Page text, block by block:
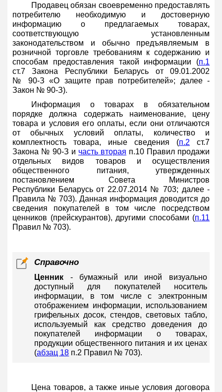
Продавец обязан своевременно предоставлять
потребителю необходимую и достоверную
информацию о предлагаемых товарах,
соответствующую установленным
законодательством и обычно предъявляемым в
розничной торговле требованиям к содержанию и
способам предоставления такой информации (п.1
ст.7 Закона Республики Беларусь от 09.01.2002
№ 90-З «О защите прав потребителей»; далее -
Закон № 90-З).
Информация о товарах в обязательном
порядке должна содержать наименование, цену
товара и условия его оплаты, если они отличаются
от обычных условий оплаты, количество и
комплектность товара, иные сведения (п.2 ст.7
Закона № 90-З и часть вторая п.10 Правил продажи
отдельных видов товаров и осуществления
общественного питания, утвержденных
постановлением Совета Министров
Республики Беларусь от 22.07.2014 № 703; далее -
Правила № 703). Данная информация доводится до
сведения покупателей в том числе посредством
ценников (прейскурантов), другими способами (п.11
Правил № 703).
Справочно
Ценник - бумажный или иной визуально
доступный для покупателей носитель
информации, в том числе с электронным
отображением информации, использованием
грифельных досок, стендов, световых табло,
используемый как средство доведения до
покупателей информации о товарах,
продукции общественного питания и их ценах
(абзац 18 п.2 Правил № 703).
Цена товаров, а также иные условия договора